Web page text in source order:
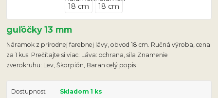
guľôčky 13 mm
Náramok z prírodnej farebnej lávy, obvod 18 cm. Ručná výroba, cena
za 1 kus. Prečítajte si viac: Láva: ochrana, sila Znamenie
zverokruhu: Lev, Škorpión, Barancelý popis
Dostupnosť Skladom 1 ks